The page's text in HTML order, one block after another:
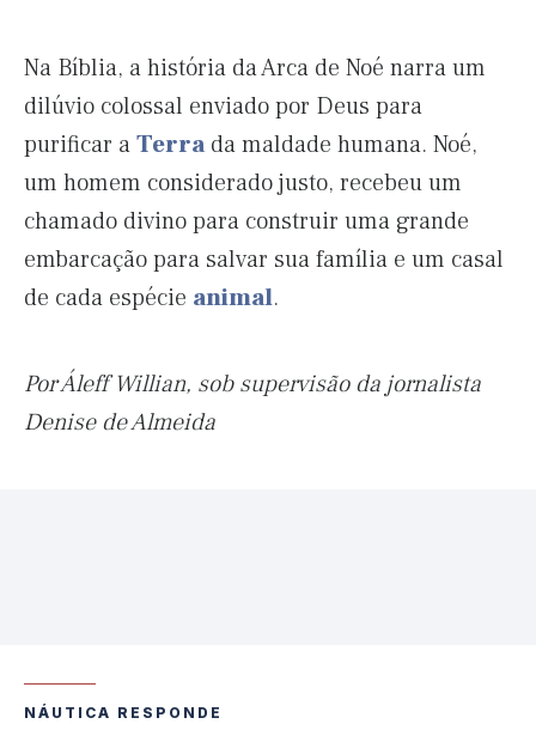
Na Bíblia, a história da Arca de Noé narra um
dilúvio colossal enviado por Deus para
purificar aTerrada maldade humana. Noé,
um homem considerado justo, recebeu um
chamado divino para construir uma grande
embarcação para salvar sua família e um casal
de cada espécie animal.
Por Áleff Willian, sob supervisão da jornalista
Denise de Almeida
NÁUTICA RESPONDE